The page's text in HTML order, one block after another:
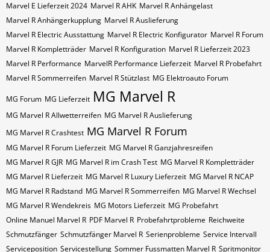
Marvel E Lieferzeit 2024 Marvel R AHK Marvel R Anhängelast
Marvel R Anhängerkupplung Marvel R Auslieferung
Marvel R Electric Ausstattung Marvel R Electric Konfigurator Marvel R Forum
Marvel R Kompletträder Marvel R Konfiguration Marvel R Lieferzeit 2023
Marvel R Performance MarvelR Performance Lieferzeit Marvel R Probefahrt
Marvel R Sommerreifen Marvel R Stützlast MG Elektroauto Forum
MG Forum MG Lieferzeit MG Marvel R
MG Marvel R Allwetterreifen MG Marvel R Auslieferung
MG Marvel R Crashtest MG Marvel R Forum
MG Marvel R Forum Lieferzeit MG Marvel R Ganzjahresreifen
MG Marvel R GJR MG Marvel R im Crash Test MG Marvel R Kompletträder
MG Marvel R Lieferzeit MG Marvel R Luxury Lieferzeit MG Marvel R NCAP
MG Marvel R Radstand MG Marvel R Sommerreifen MG Marvel R Wechsel
MG Marvel R Wendekreis MG Motors Lieferzeit MG Probefahrt
Online Manuel Marvel R PDF Marvel R Probefahrtprobleme Reichweite
Schmutzfänger Schmutzfänger Marvel R Serienprobleme Service Intervall
Serviceposition Servicestellung Sommer Fussmatten Marvel R Spritmonitor